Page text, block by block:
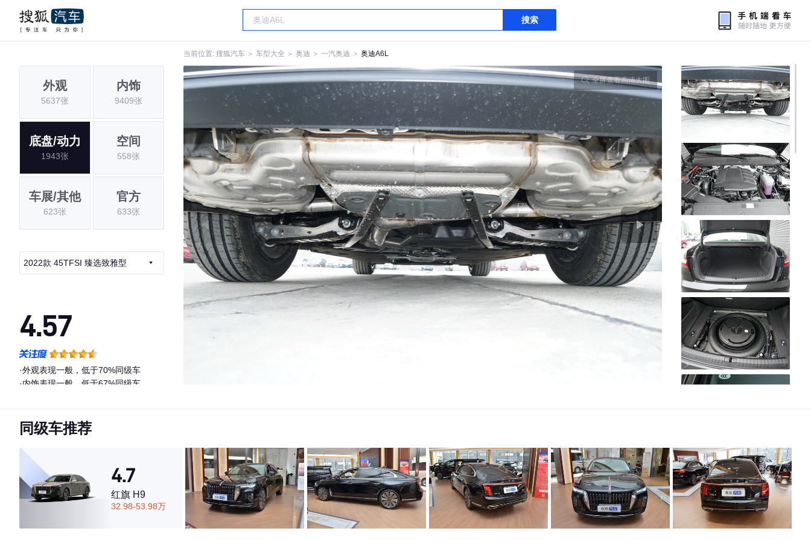
搜索
当前位置: 搜狐汽车 ＞ 车型大全 ＞ 奥迪 ＞ 一汽奥迪 ＞ 奥迪A6L
外观
5637张
内饰
9409张
底盘/动力
1943张
空间
558张
车展/其他
623张
官方
633张
2022款 45TFSI 臻选致雅型
4.57
·外观表现一般，低于70%同级车
·内饰表现一般，低于67%同级车
全屏查看高清大图
同级车推荐
4.7
红旗 H9
32.98-53.98万